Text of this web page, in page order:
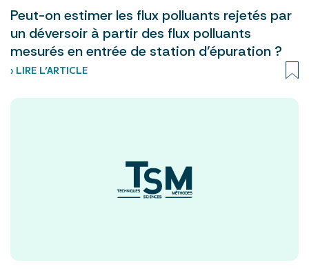
Peut-on estimer les flux polluants rejetés par
un déversoir à partir des flux polluants
mesurés en entrée de station d’épuration ?
› LIRE L’ARTICLE